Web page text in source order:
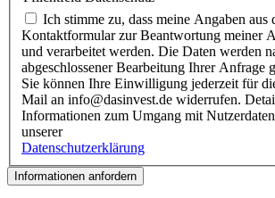
Ich stimme zu, dass meine Angaben aus
Kontaktformular zur Beantwortung meiner
und verarbeitet werden. Die Daten werden
abgeschlossener Bearbeitung Ihrer Anfrage
Sie können Ihre Einwilligung jederzeit für
Mail an info@dasinvest.de widerrufen.
Informationen zum Umgang mit
unserer
Datenschutzerklärung
Informationen anfordern